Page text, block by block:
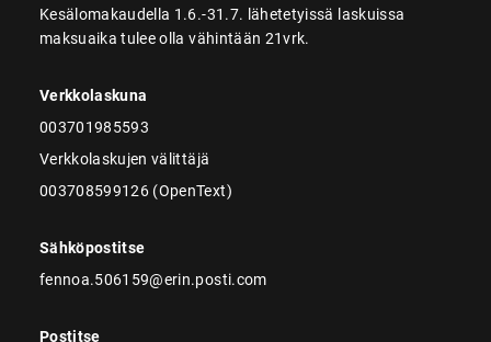
Kesälomakaudella 1.6.-31.7. lähetetyissä laskuissa
maksuaika tulee olla vähintään 21vrk.
Verkkolaskuna
003701985593
Verkkolaskujen välittäjä
003708599126 (OpenText)
Sähköpostitse
fennoa.506159@erin.posti.com
Postitse